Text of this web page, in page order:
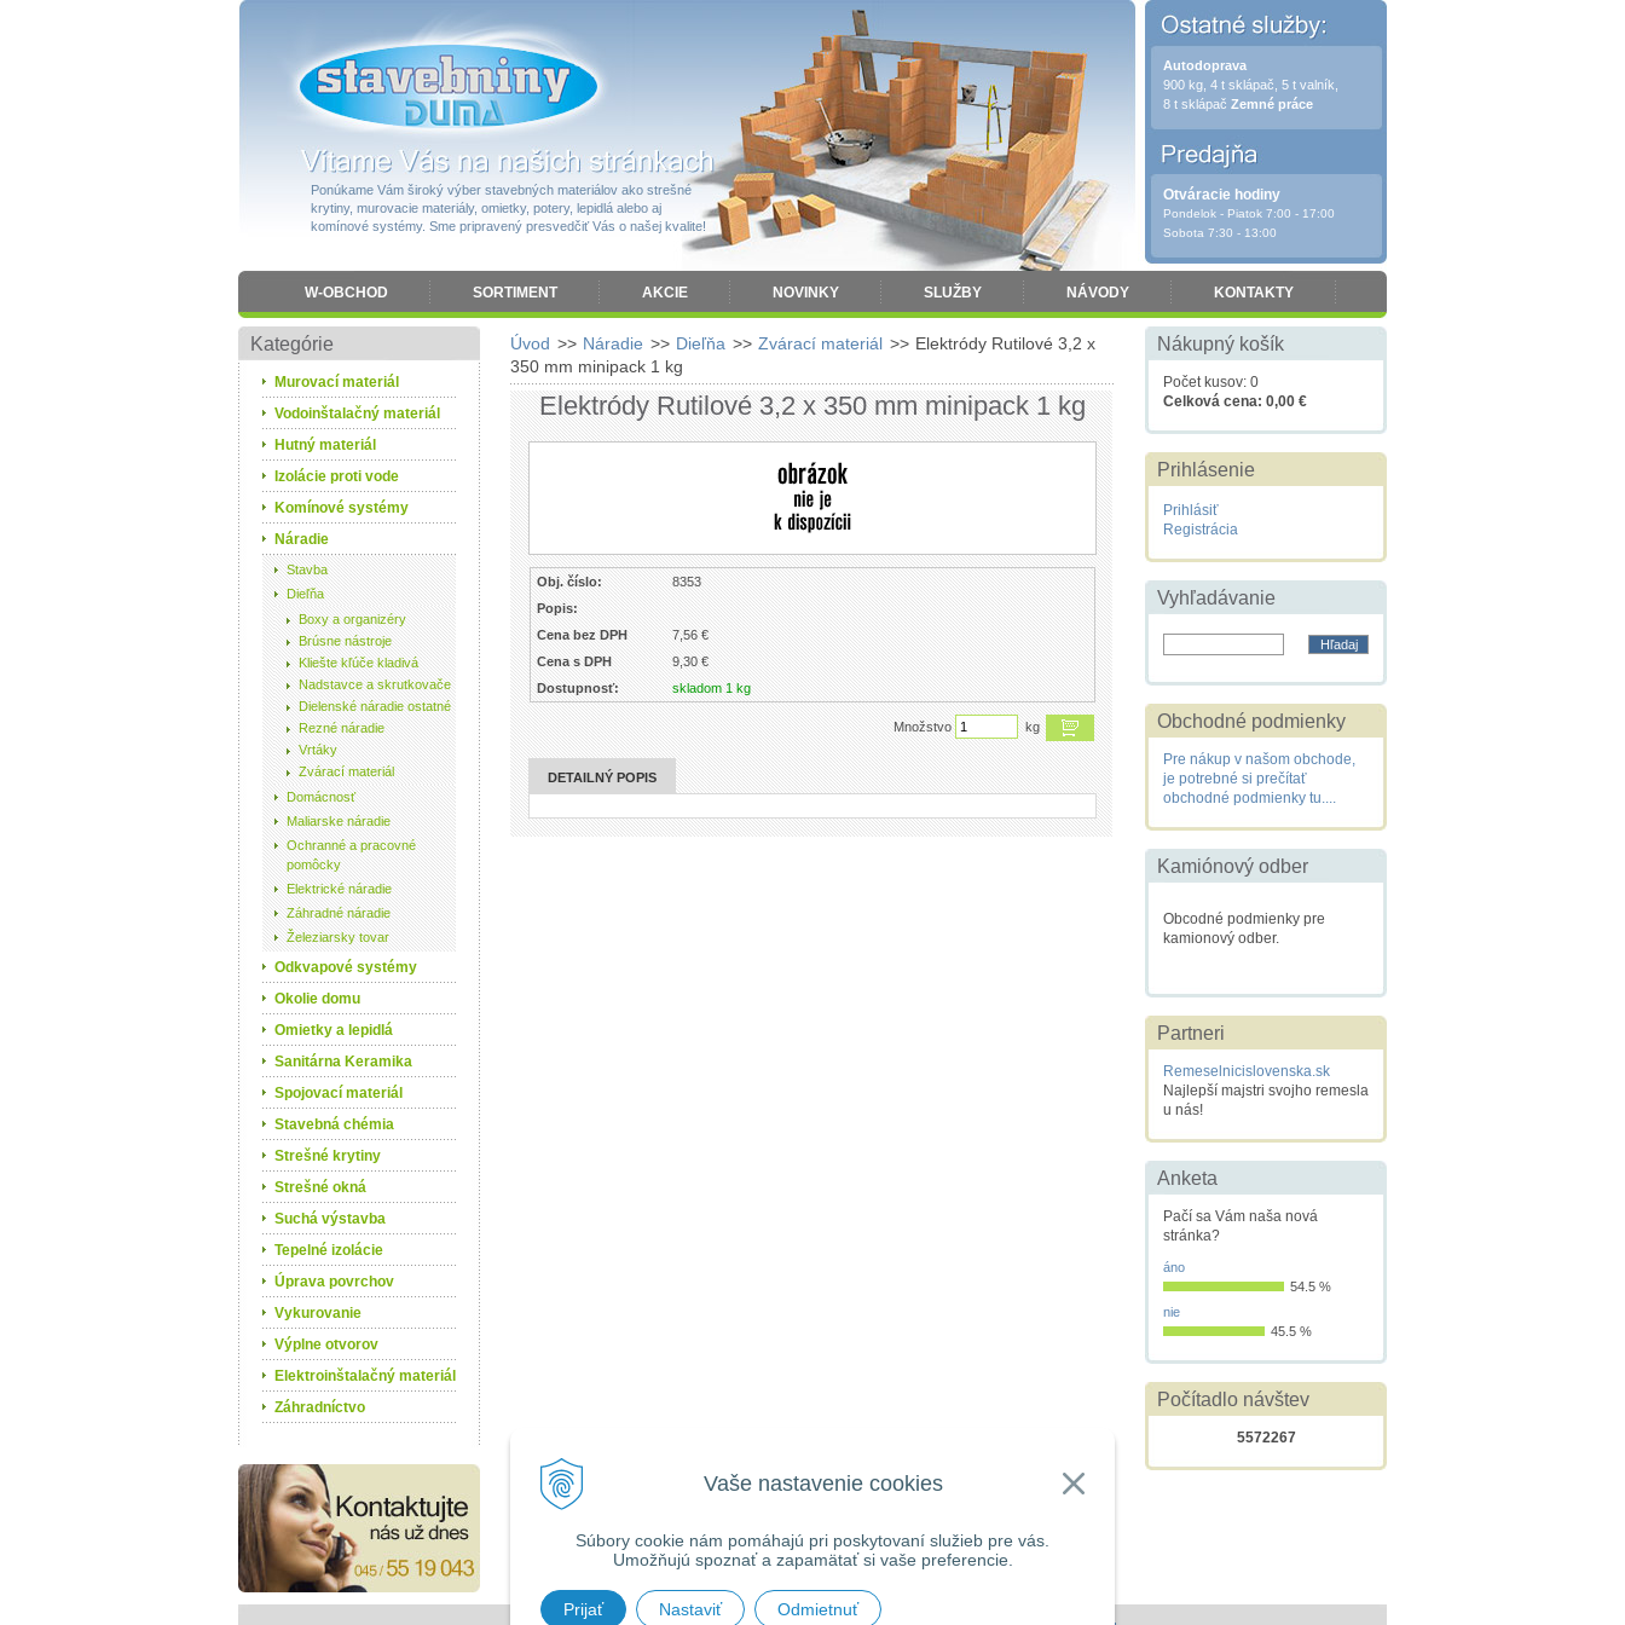
Vaše nastavenie cookies
Súbory cookie nám pomáhajú pri poskytovaní služieb pre vás.
Umožňujú spoznať a zapamätať si vaše preferencie.
Prijať Nastaviť Odmietnuť
Ponúkame Vám široký výber stavebných materiálov ako strešné
krytiny, murovacie materiály, omietky, potery, lepidlá alebo aj
komínové systémy. Sme pripravený presvedčiť Vás o našej kvalite!
W-OBCHOD SORTIMENT AKCIE NOVINKY SLUŽBY NÁVODY KONTAKTY
Autodoprava
900 kg, 4 t sklápač, 5 t valník,
8 t sklápač Zemné práce
Otváracie hodiny
Pondelok - Piatok 7:00 - 17:00
Sobota 7:30 - 13:00
Úvod >> Náradie >> Dieľňa >> Zvárací materiál >> Elektródy Rutilové 3,2 x
350 mm minipack 1 kg
Elektródy Rutilové 3,2 x 350 mm minipack 1 kg
Obj. číslo:
8353
Popis:
Cena bez DPH
7,56 €
Cena s DPH
9,30 €
Dostupnosť:
skladom 1 kg
Množstvo kg
DETAILNÝ POPIS
Kategórie
Murovací materiál
Vodoinštalačný materiál
Hutný materiál
Izolácie proti vode
Komínové systémy
Náradie
Stavba
Dieľňa
Boxy a organizéry
Brúsne nástroje
Kliešte kľúče kladivá
Nadstavce a skrutkovače
Dielenské náradie ostatné
Rezné náradie
Vrtáky
Zvárací materiál
Domácnosť
Maliarske náradie
Ochranné a pracovné
pomôcky
Elektrické náradie
Záhradné náradie
Železiarsky tovar
Odkvapové systémy
Okolie domu
Omietky a lepidlá
Sanitárna Keramika
Spojovací materiál
Stavebná chémia
Strešné krytiny
Strešné okná
Suchá výstavba
Tepelné izolácie
Úprava povrchov
Vykurovanie
Výplne otvorov
Elektroinštalačný materiál
Záhradníctvo
Nákupný košík
Počet kusov: 0
Celková cena: 0,00 €
Prihlásenie
Prihlásiť
Registrácia
Vyhľadávanie
Obchodné podmienky
Pre nákup v našom obchode,
je potrebné si prečítať
obchodné podmienky tu....
Kamiónový odber
Obcodné podmienky pre
kamionový odber.
Partneri
Remeselnicislovenska.sk
Najlepší majstri svojho remesla
u nás!
Anketa
Pačí sa Vám naša nová
stránka?
áno
54.5 %
nie
45.5 %
Počítadlo návštev
5572267